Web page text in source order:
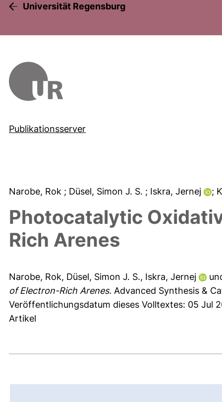
Universität Regensburg
Publikationsserver
Narobe, Rok ; Düsel, Simon J. S. ; Iskra, Jernej ;
Photocatalytic
Rich Arenes
Narobe, Rok, Düsel, Simon J. S., Iskra, Jernej
of Electron-Rich Arenes. Advanced Synthesis &
Veröffentlichungsdatum dieses Volltextes: 05 Jul
Artikel